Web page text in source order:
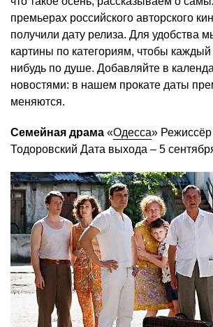
премьерах российского авторского
получили дату релиза. Для удобства
картины по категориям, чтобы
нибудь по душе. Добавляйте в
новостями: в нашем прокате даты
меняются.
Семейная драма «Одесса»
Тодоровский Дата выхода – 5